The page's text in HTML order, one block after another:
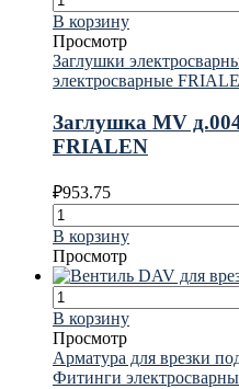
В корзину
Просмотр
Заглушки
электросварные
Заглушка MV
FRIALEN
₽953.75
В корзину
Просмотр
В корзину
Просмотр
Арматура для врезки
Фитинги